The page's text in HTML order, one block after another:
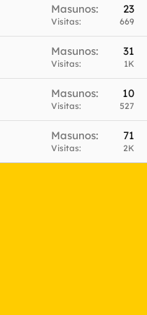
Masunos 23
Visitas 669
Masunos 31
Visitas 1K
Masunos 10
Visitas 527
Masunos 71
Visitas 2K